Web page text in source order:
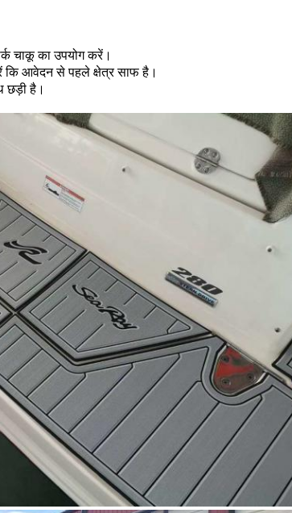
चाकू का उपयोग करें।
कि आवेदन से पहले क्षेत्र साफ है।
छड़ी है।